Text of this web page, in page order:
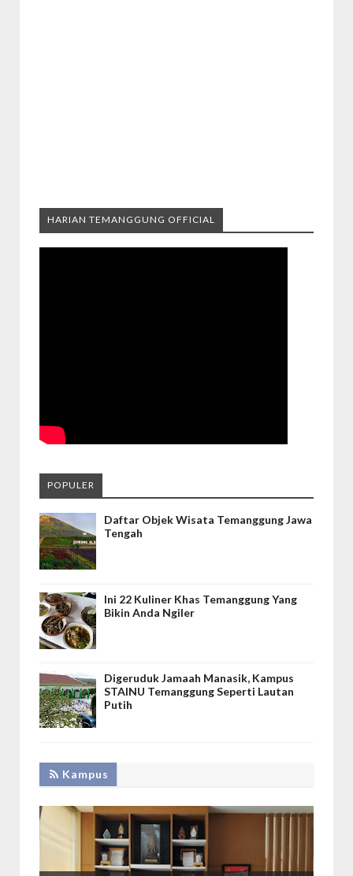
HARIAN TEMANGGUNG OFFICIAL
POPULER
Daftar Objek Wisata Temanggung Jawa
Tengah
Ini 22 Kuliner Khas Temanggung Yang
Bikin Anda Ngiler
Digeruduk Jamaah Manasik, Kampus
STAINU Temanggung Seperti Lautan
Putih
Kampus